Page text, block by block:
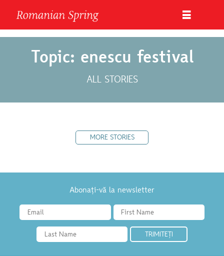
Topic: enescu festival
ALL STORIES
MORE STORIES
Abonați-vă la newsletter